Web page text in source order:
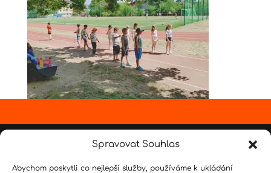
Spravovat Souhlas
Abychom poskytli co nejlepší služby, používáme k ukládání
Senpai| Hvězdné psaní